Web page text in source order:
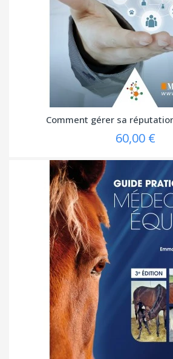
Comment gérer sa
60,00 €